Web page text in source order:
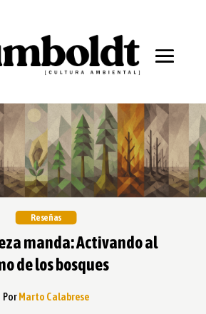
Reseñas
manda: Activando al
de los bosques
PorMarto Calabrese